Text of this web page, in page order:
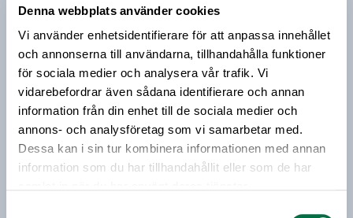
Denna webbplats använder cookies
Vi använder enhetsidentifierare för att anpassa innehållet
och annonserna till användarna, tillhandahålla funktioner
för sociala medier och analysera vår trafik. Vi
vidarebefordrar även sådana identifierare och annan
information från din enhet till de sociala medier och
annons- och analysföretag som vi samarbetar med.
Dessa kan i sin tur kombinera informationen med annan
information som du har tillhandahållit eller som de har
från att äta krossade linfrön.
Prenumerera på vårt nyhetsbrev
Vårt nyhetsbrev kommer ut 3-4 gånger i månaden och
riktar sig till alla med ett intresse för
livsmedelsföretagande och den svenska
livsmedelsbranschen. När du anmäler dig till vårt
nyhetsbrev godkänner du Livsmedelsföretagens
hantering av personuppgifter.